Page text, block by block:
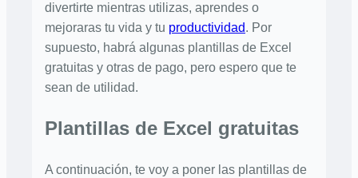
divertirte mientras utilizas, aprendes o
mejoraras tu vida y tu productividad. Por
supuesto, habrá algunas plantillas de Excel
gratuitas y otras de pago, pero espero que te
sean de utilidad.
Plantillas de Excel gratuitas
A continuación, te voy a poner las plantillas de